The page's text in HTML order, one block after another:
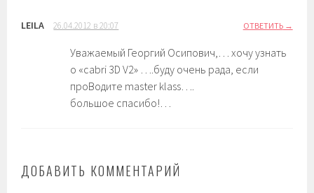
LEILA 26.04.2012 в 20:07 ОТВЕТИТЬ
Уважаемый Георгий Осипович,… хочу узнать
o «cabri 3D V2» ….буду очень рада, ecли
проBoдитe master klass….
большое спасибо!…
ДОБАВИТЬ КОММЕНТАРИЙ